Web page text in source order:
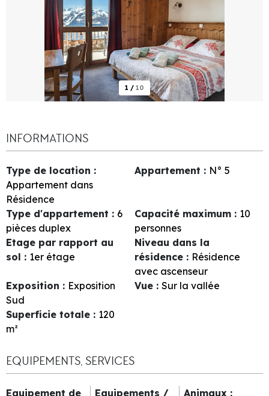
1 / 10
INFORMATIONS
Type de location :
Appartement dans
Résidence
Appartement : N° 5
Type d'appartement : 6
pièces duplex
Capacité maximum : 10
personnes
Etage par rapport au
sol : 1er étage
Niveau dans la
résidence : Résidence
avec ascenseur
Exposition : Exposition
Sud
Vue : Sur la vallée
Superficie totale : 120
m²
EQUIPEMENTS, SERVICES
Equipement de
Equipements /
Animaux :